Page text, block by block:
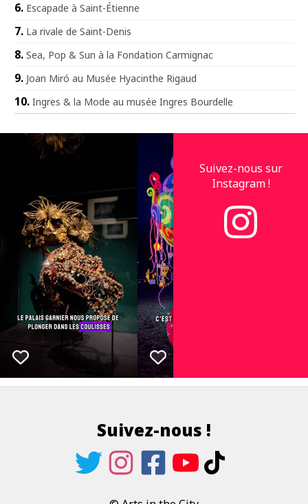
Escapade à Saint-Étienne
La rivale de Saint-Denis
Sea, Pop & Sun à la Fondation Carmignac
Joan Miró au Musée Hyacinthe Rigaud
Ingres & la Mode au musée Ingres Bourdelle
Suivez-nous sur
Instagram !
Suivez-nous !